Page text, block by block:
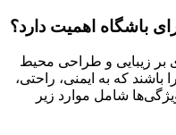
باشگاه اهمیت دارد؟
بر زیبایی و طراحی محیط
باشند که به ایمنی، راحتی،
شامل موارد زیر